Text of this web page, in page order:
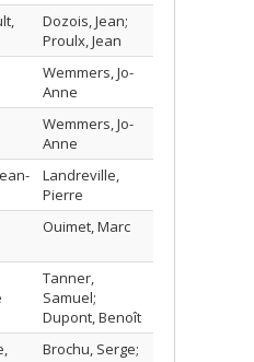
Dozois, Jean;
Proulx, Jean
Wemmers, Jo-
Anne
Wemmers, Jo-
Anne
Landreville,
Pierre
Ouimet, Marc
Tanner,
Samuel;
Dupont, Benoît
Brochu, Serge;